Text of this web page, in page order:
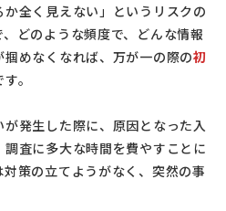
全く見えない」というリスクの
どのような頻度で、どんな情報
めなくなれば、万が一の際の初
。
発生した際に、原因となった入
査に多大な時間を費やすことに
策の立てようがなく、突然の事